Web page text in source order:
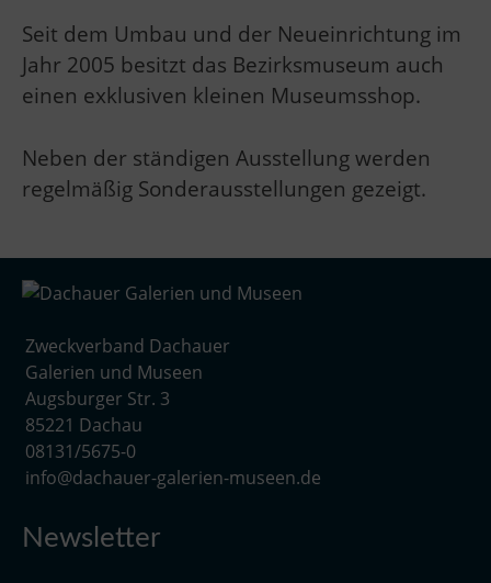
Seit dem Umbau und der Neueinrichtung im
Jahr 2005 besitzt das Bezirksmuseum auch
einen exklusiven kleinen Museumsshop.
Neben der ständigen Ausstellung werden
regelmäßig Sonderausstellungen gezeigt.
Zweckverband Dachauer
Galerien und Museen
Augsburger Str. 3
85221 Dachau
08131/5675-0
info@dachauer-galerien-museen.de
Newsletter